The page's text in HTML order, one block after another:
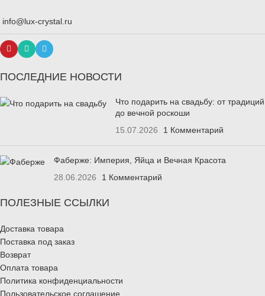
info@lux-crystal.ru
ПОСЛЕДНИЕ НОВОСТИ
Что подарить на свадьбу: от традиций
до вечной роскоши
15.07.2026
1 Комментарий
Фаберже: Империя, Яйца и Вечная Красота
28.06.2026
1 Комментарий
ПОЛЕЗНЫЕ ССЫЛКИ
Доставка товара
Поставка под заказ
Возврат
Оплата товара
Политика конфиденциальности
Пользовательское соглашение